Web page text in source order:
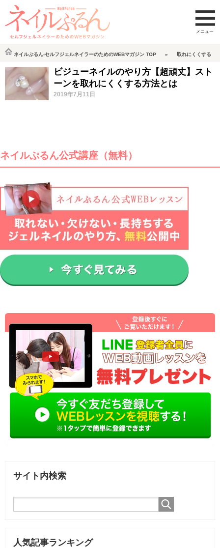
ネイルぷるん-セルフジェルネイラーのためのWEBマガジン TOP 取れにくくする
ビジューネイルのやり方【超頑丈】スト
ーンを取れにくくする方法とは
2019年7月11日
ネイルぷるん公式講座（無料）
サイト内検索
人気記事ランキング